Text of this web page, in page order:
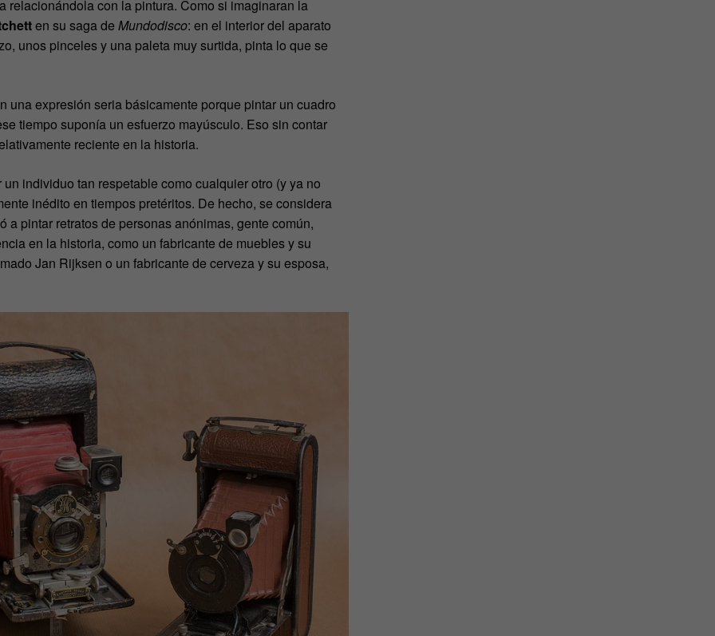
relacionándola con la pintura. Como si imaginaran la
en su saga de Mundodisco: en el interior del aparato
unos pinceles y una paleta muy surtida, pinta lo que se
una expresión seria básicamente porque pintar un cuadro
tiempo suponía un esfuerzo mayúsculo. Eso sin contar
reciente en la historia.
individuo tan respetable como cualquier otro (y ya no
inédito en tiempos pretéritos. De hecho, se considera
a pintar retratos de personas anónimas, gente común,
en la historia, como un fabricante de muebles y su
Jan Rijksen o un fabricante de cerveza y su esposa,